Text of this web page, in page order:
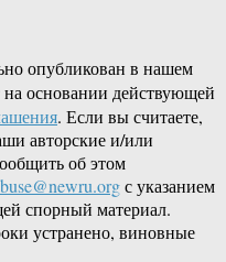
опубликован в нашем
на основании действующей
. Если вы считаете,
авторские и/или
об этом
с указанием
спорный материал.
устранено, виновные